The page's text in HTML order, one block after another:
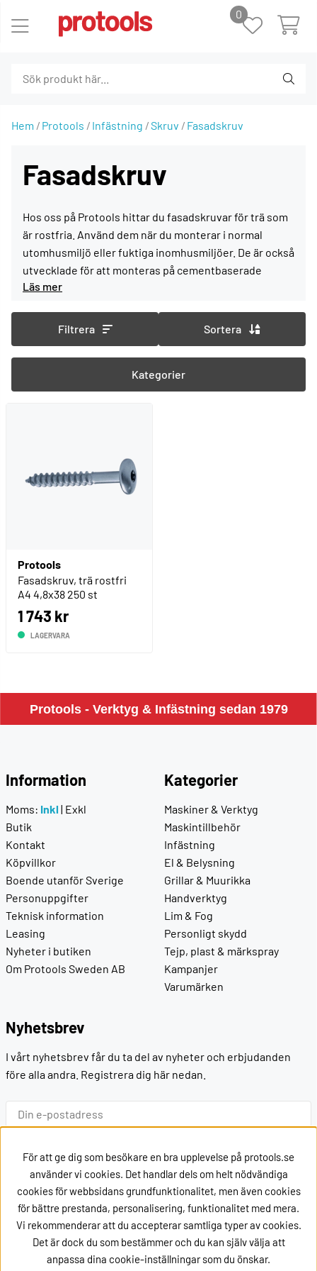
0
Hem Protools Infästning Skruv Fasadskruv
Fasadskruv
Hos oss på Protools hittar du fasadskruvar för trä som
är rostfria. Använd dem när du monterar i normal
utomhusmiljö eller fuktiga inomhusmiljöer. De är också
utvecklade för att monteras på cementbaserade
plattor mot trä, exempelvis cembrit och stenplattor.
Filtrera Sortera
Kategorier
Protools
Fasadskruv, trä rostfri
A4 4,8x38 250 st
1 743 kr
LAGERVARA
Protools - Verktyg & Infästning sedan 1979
Information
Moms: Inkl | Exkl
Butik
Kontakt
Köpvillkor
Boende utanför Sverige
Personuppgifter
Teknisk information
Leasing
Nyheter i butiken
Om Protools Sweden AB
Kategorier
Maskiner & Verktyg
Maskintillbehör
Infästning
El & Belysning
Grillar & Muurikka
Handverktyg
Lim & Fog
Personligt skydd
Tejp, plast & märkspray
Kampanjer
Varumärken
Nyhetsbrev
I vårt nyhetsbrev får du ta del av nyheter och erbjudanden
före alla andra. Registrera dig här nedan.
Ok
Kontakt
eller ring oss på +46162002020
För att ge dig som besökare en bra upplevelse på protools.se
använder vi cookies. Det handlar dels om helt nödvändiga
cookies för webbsidans grundfunktionalitet, men även cookies
för bättre prestanda, personalisering, funktionalitet med mera.
Vi rekommenderar att du accepterar samtliga typer av cookies.
Det är dock du som bestämmer och du kan själv välja att
anpassa dina cookie-inställningar som du önskar.